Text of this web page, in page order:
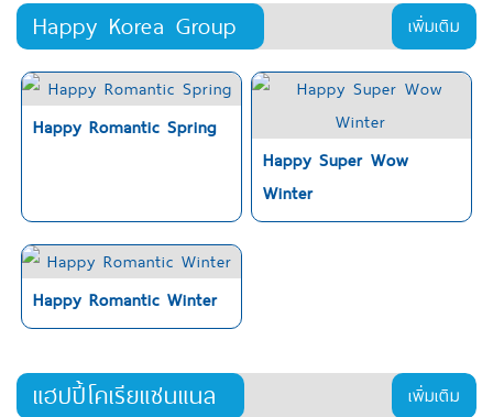
Happy Korea Group เพิ่มเติม
Happy Romantic Spring
Happy Super Wow
Winter
Happy Romantic Winter
แฮปปี้โคเรียแชนแนล เพิ่มเติม